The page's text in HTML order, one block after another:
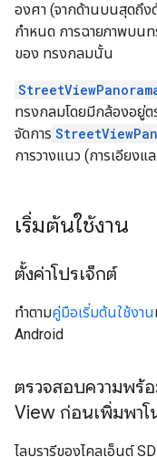
องศา (จากด้านบนสุดถึง
กำหนด การฉายภาพบน
ของ ทรงกลมนั้น
ทรงกลมโดยมีกล้องอยู่
จัดการ
การวางแนว (การเอียง
เริ่มต้นใช้งาน
ตั้งค่าโปรเจ็กต์
ทำตามคู่มือเริ่มต้นใช้งาน
Android
ตรวจสอบความพร้
View ก่อนเพิ่มพาโ
ไลบรารีของไคลเอ็นต์